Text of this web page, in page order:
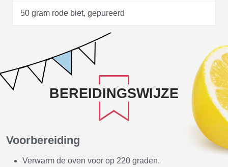
50 gram rode biet, gepureerd
BEREIDINGSWIJZE
Voorbereiding
Verwarm de oven voor op 220 graden.